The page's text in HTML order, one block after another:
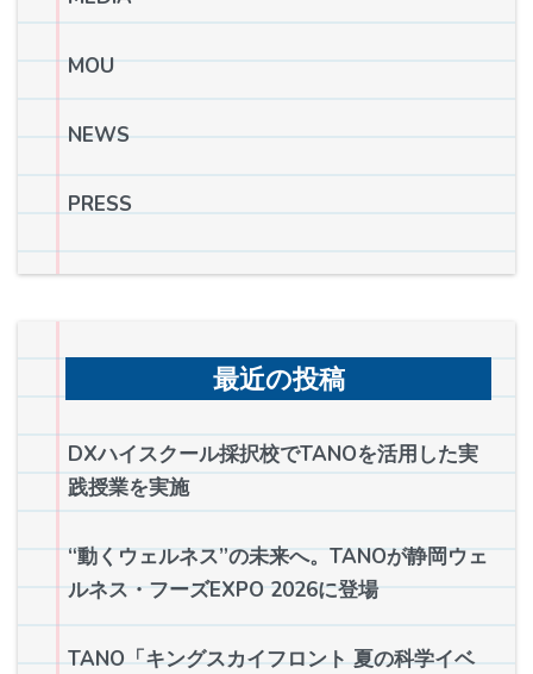
MOU
NEWS
PRESS
最近の投稿
DXハイスクール採択校でTANOを活用した実
践授業を実施
“動くウェルネス”の未来へ。TANOが静岡ウェ
ルネス・フーズEXPO 2026に登場
TANO「キングスカイフロント 夏の科学イベ